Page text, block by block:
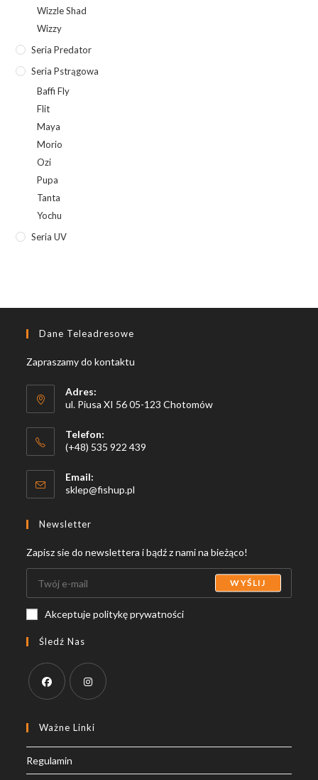
Wizzle Shad
Wizzy
Seria Predator
Seria Pstrągowa
Baffi Fly
Flit
Maya
Morio
Ozi
Pupa
Tanta
Yochu
Seria UV
Dane Teleadresowe
Zapraszamy do kontaktu
Adres:
ul. Piusa XI 56 05-123 Chotomów
Telefon:
(+48) 535 922 439
Email:
sklep@fishup.pl
Newsletter
Zapisz sie do newslettera i bądź z nami na bieżąco!
WYŚLIJ
Akceptuje politykę prywatności
Śledź Nas
in
new
in
new
Ważne Linki
Regulamin